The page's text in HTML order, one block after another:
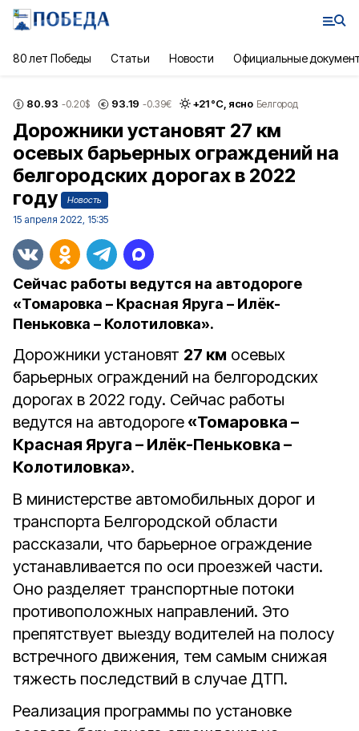
80 лет Победы Статьи Новости Официальные
80.93 -0.20$ 93.19 -0.39€ +21°С, ясно Белгород
Дорожники установят 27 км
осевых барьерных ограждений на
белгородских дорогах в 2022
году
Новость
15 апреля 2022, 15:35
Сейчас работы ведутся на автодороге
«Томаровка – Красная Яруга – Илёк-
Пеньковка – Колотиловка».
Дорожники установят 27 км осевых
барьерных ограждений на белгородских
дорогах в 2022 году. Сейчас работы
ведутся на автодороге «Томаровка –
Красная Яруга – Илёк-Пеньковка –
Колотиловка».
В министерстве автомобильных дорог и
транспорта Белгородской области
рассказали, что барьерное ограждение
устанавливается по оси проезжей части.
Оно разделяет транспортные потоки
противоположных направлений. Это
препятствует выезду водителей на полосу
встречного движения, тем самым снижая
тяжесть последствий в случае ДТП.
Реализация программы по установке